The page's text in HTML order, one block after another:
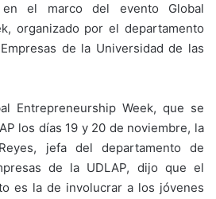
el marco del evento Global
organizado por el departamento
de la Universidad de las
Entrepreneurship Week, que se
los días 19 y 20 de noviembre, la
jefa del departamento de
de la UDLAP, dijo que el
es la de involucrar a los jóvenes